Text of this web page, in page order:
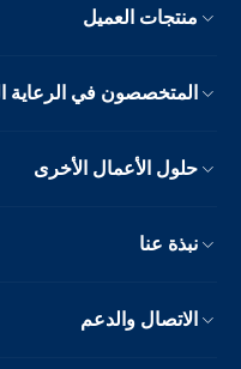
منتجات العميل
المتخصصون في الرعاية
حلول الأعمال الأخرى
نبذة عنا
الاتصال والدعم